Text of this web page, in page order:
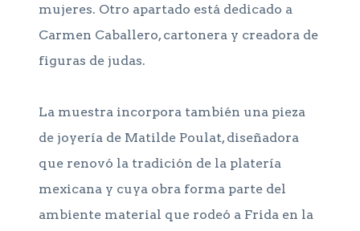
mujeres. Otro apartado está dedicado a
Carmen Caballero, cartonera y creadora de
figuras de judas.
La muestra incorpora también una pieza
de joyería de Matilde Poulat, diseñadora
que renovó la tradición de la platería
mexicana y cuya obra forma parte del
ambiente material que rodeó a Frida en la